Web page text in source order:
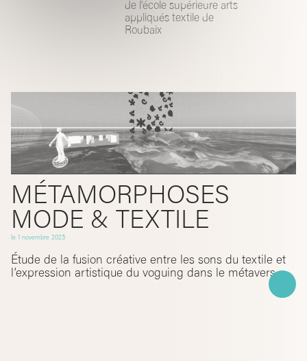
de l'école supérieure arts
appliqués textile de
Roubaix
MÉTAMORPHOSES
MODE & TEXTILE
le 1 novembre 2023
Étude de la fusion créative entre les sons du textile et
l’expression artistique du voguing dans le métavers.